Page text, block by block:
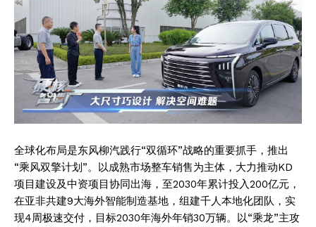
全球化布局是东风柳汽践行“双循环”战略的重要抓手，推出
“乘风双擎计划”。以成熟市场整车销售为主体，大力推动KD
项目建设及中资项目协同出海，至2030年累计投入200亿元，
在亚非共建9大海外智能制造基地，组建千人本地化团队，实
现4周极速交付，目标2030年海外年销30万辆。以“乘龙”主攻